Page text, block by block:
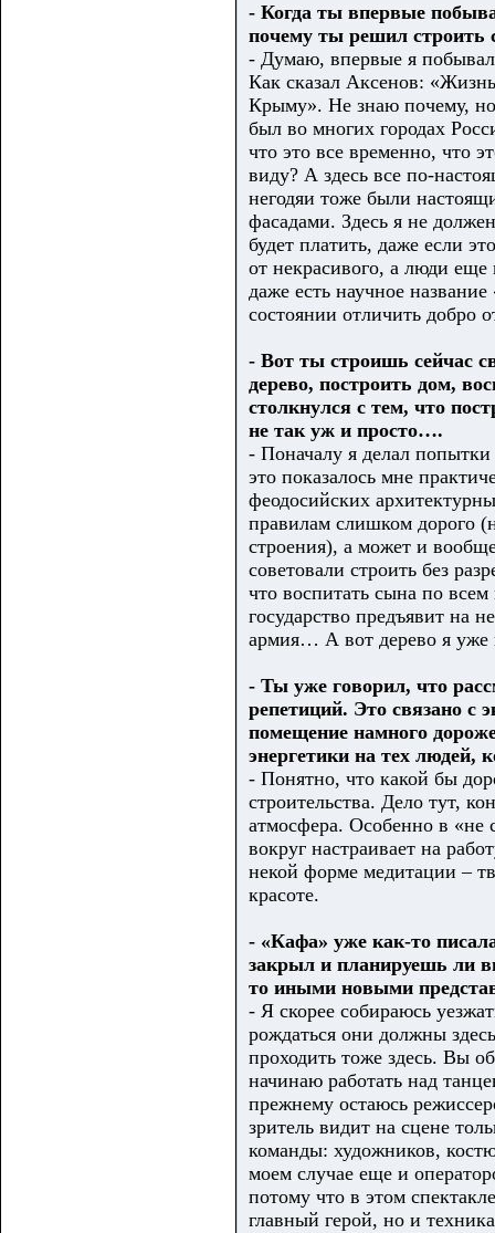
- Когда ты впервые
почему ты решил
- Думаю, впервые я
Как сказал Аксенов:
Крыму». Не знаю почему,
был во многих городах
что это все временно, что
виду? А здесь все по-
негодяи тоже были
фасадами. Здесь я не
будет платить, даже если
от некрасивого, а люди еще
даже есть научное
состоянии отличить добро
- Вот ты строишь сейчас
дерево, построить дом,
столкнулся с тем, что
не так уж и просто….
- Поначалу я делал
это показалось мне
феодосийских
правилам слишком дорого
строения), а может и
советовали строить без
что воспитать сына по
государство предъявит на
армия… А вот дерево я
- Ты уже говорил, что
репетиций. Это связано с
помещение намного
энергетики на тех людей,
- Понятно, что какой бы
строительства. Дело тут,
атмосфера. Особенно в «не
вокруг настраивает на
некой форме медитации –
красоте.
- «Кафа» уже как-то
закрыл и планируешь ли
то иными новыми
- Я скорее собираюсь
рождаться они должны
проходить тоже здесь. Вы
начинаю работать над
прежнему остаюсь
зритель видит на сцене
команды: художников,
моем случае еще и
потому что в этом
главный герой, но и